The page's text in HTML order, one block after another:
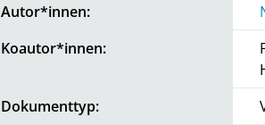
Autor*innen:
Koautor*innen:
Dokumenttyp: